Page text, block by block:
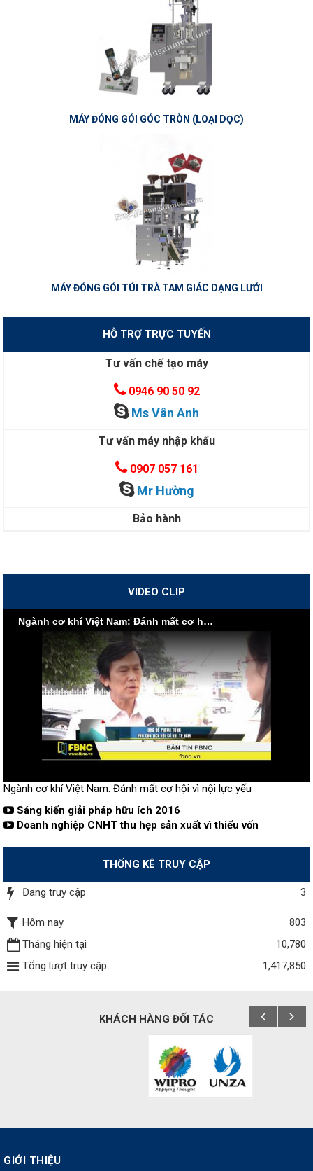
MÁY ĐÓNG GÓI GÓC TRÒN (LOẠI DỌC)
MÁY ĐÓNG GÓI TÚI TRÀ TAM GIÁC DẠNG LƯỚI
HỖ TRỢ TRỰC TUYẾN
Tư vấn chế tạo máy
0946 90 50 92
Ms Vân Anh
Tư vấn máy nhập khẩu
0907 057 161
Mr Hường
Bảo hành
VIDEO CLIP
Ngành cơ khí Việt Nam: Đánh mất cơ hội vì nội lực yếu
Ngành cơ khí Việt Nam: Đánh mất cơ hội vì nội lực yếu
Sáng kiến giải pháp hữu ích 2016
Doanh nghiệp CNHT thu hẹp sản xuất vì thiếu vốn
THỐNG KÊ TRUY CẬP
Đang truy cập 3
Hôm nay
803
Tháng hiện tại
10,780
Tổng lượt truy cập
1,417,850
KHÁCH HÀNG ĐỐI TÁC
GIỚI THIỆU